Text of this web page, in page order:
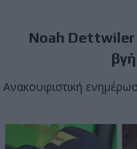
Noah Dettwiler
Ανακουφιστική